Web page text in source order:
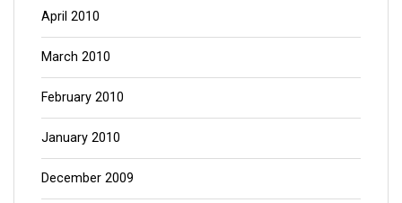
April 2010
March 2010
February 2010
January 2010
December 2009